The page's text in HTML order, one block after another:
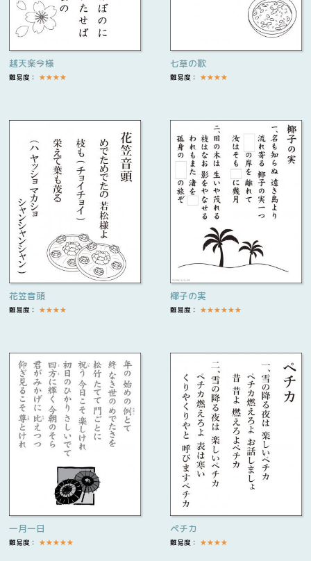
越天楽今様
難易度： ★★★★
七草の歌
難易度： ★★★★
花笠音頭
難易度： ★★★★
椰子の実
難易度： ★★★★★★
一月一日
難易度： ★★★★★
ペチカ
難易度： ★★★★